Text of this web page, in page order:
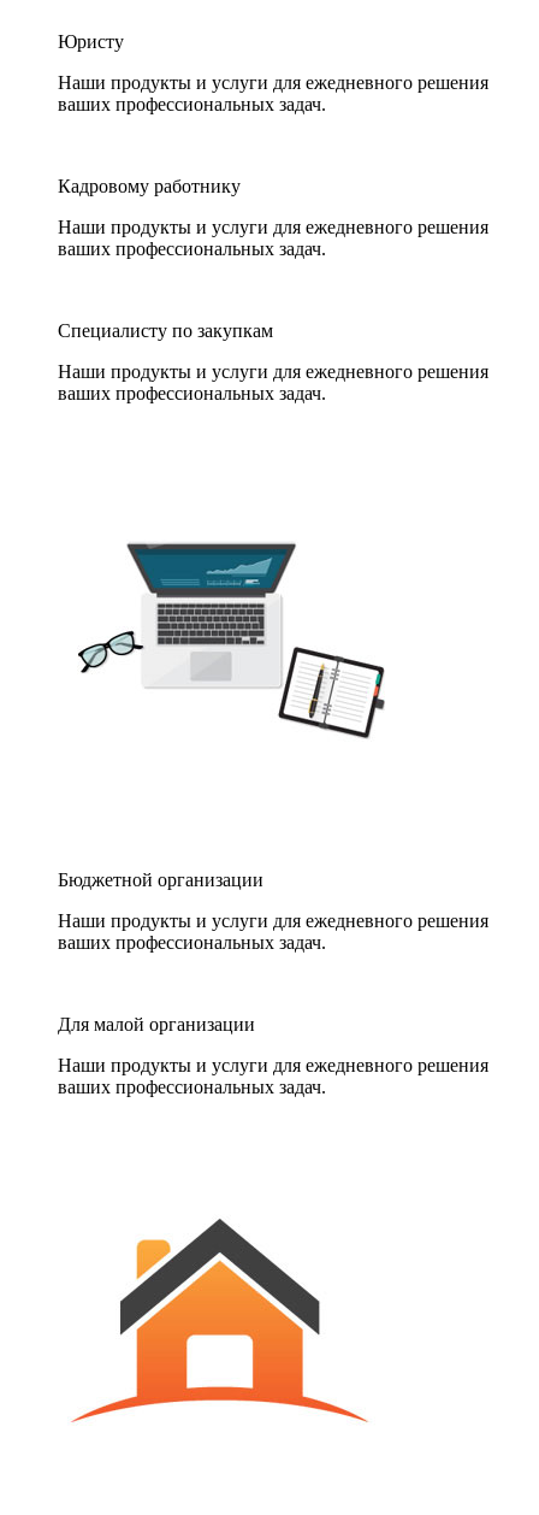
Юристу
Наши продукты и услуги для ежедневного решения
ваших профессиональных задач.
Кадровому работнику
Наши продукты и услуги для ежедневного решения
ваших профессиональных задач.
Специалисту по закупкам
Наши продукты и услуги для ежедневного решения
ваших профессиональных задач.
Бюджетной организации
Наши продукты и услуги для ежедневного решения
ваших профессиональных задач.
Для малой организации
Наши продукты и услуги для ежедневного решения
ваших профессиональных задач.